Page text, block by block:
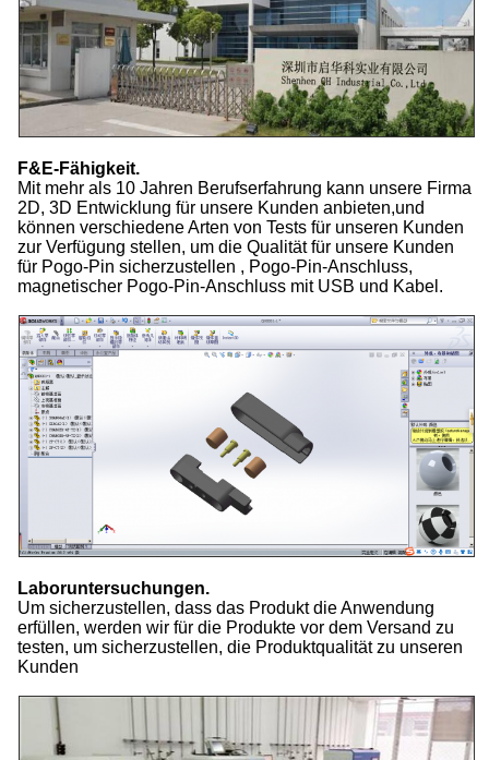
F&E-Fähigkeit.
Mit mehr als 10 Jahren Berufserfahrung kann unsere Firma
2D, 3D Entwicklung für unsere Kunden anbieten,und
können verschiedene Arten von Tests für unseren Kunden
zur Verfügung stellen, um die Qualität für unsere Kunden
für Pogo-Pin sicherzustellen , Pogo-Pin-Anschluss,
magnetischer Pogo-Pin-Anschluss mit USB und Kabel.
Laboruntersuchungen.
Um sicherzustellen, dass das Produkt die Anwendung
erfüllen, werden wir für die Produkte vor dem Versand zu
testen, um sicherzustellen, die Produktqualität zu unseren
Kunden